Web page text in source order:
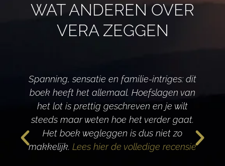
WAT ANDEREN OVER
VERA ZEGGEN
Spanning, sensatie en familie-intriges: dit
boek heeft het allemaal. Hoefslagen van
het lot is prettig geschreven en je wilt
steeds maar weten hoe het verder gaat.
Het boek wegleggen is dus niet zo
makkelijk. Lees hier de volledige recensie